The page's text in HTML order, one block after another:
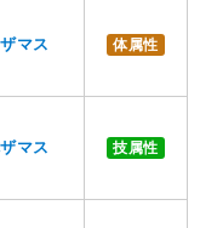
マス 体属性
マス 技属性